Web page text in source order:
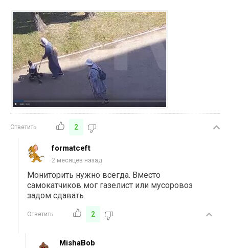
Ответить 2
formatceft
2 месяцев назад
Мониторить нужно всегда. Вместо
самокатчиков мог газелист или мусоровоз
задом сдавать.
Ответить 2
MishaBob